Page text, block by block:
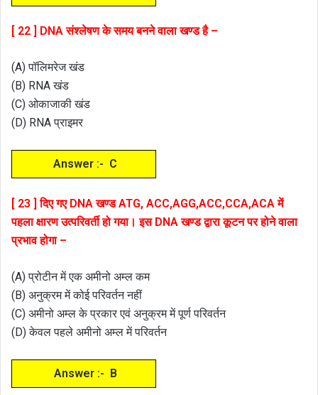
[ 22 ] DNA संश्लेषण के समय बनने वाला खण्ड है –
(A) पॉलिमरेज खंड
(B) RNA खंड
(C) ओकाजाकी खंड
(D) RNA प्राइमर
Answer :- C
[ 23 ] दिए गए DNA खण्ड ATG, ACC,AGG,ACC,CCA,ACA में
पहला क्षारण उत्परिवर्ती हो गया। इस DNA खण्ड द्वारा कूटन पर होने वाला
प्रभाव होगा –
(A) प्रोटीन में एक अमीनो अम्ल कम
(B) अनुक्रम में कोई परिवर्तन नहीं
(C) अमीनो अम्ल के प्रकार एवं अनुक्रम में पूर्ण परिवर्तन
(D) केवल पहले अमीनो अम्ल में परिवर्तन
Answer :- B